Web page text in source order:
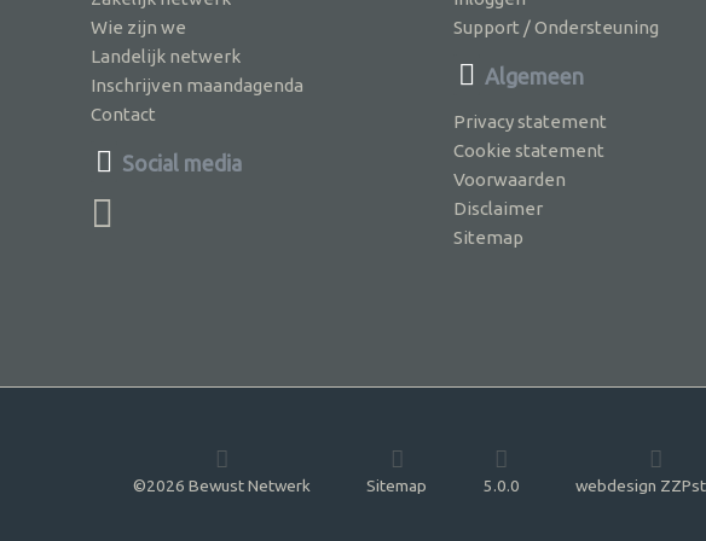
Wie zijn we
Landelijk netwerk
Inschrijven maandagenda
Contact
Social media
Support / Ondersteuning
Algemeen
Privacy statement
Cookie statement
Voorwaarden
Disclaimer
Sitemap
©2026 Bewust Netwerk Sitemap 5.0.0 webdesign